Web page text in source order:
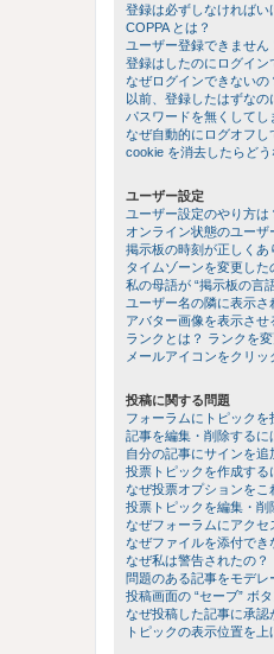
登録は必ずしなければい
COPPA とは？
ユーザー登録できません
登録はしたのにログイン
なぜログインできないの
以前、登録したはずなの
パスワードを無くしてし
なぜ自動的にログオフし
cookie を消去したらどう
ユーザー設定
ユーザー設定のやり方は
オンライン状態のユー
掲示板の時刻が正しくあ
タイムゾーンを変更した
私の母語が “掲示板の言
ユーザー名の隣に表示さ
アバター画像を表示させ
ランクとは？ ランクを
メールアイコンをクリ
投稿に関する問題
フォーラムにトピックを
記事を編集・削除するに
自分の記事にサインを追
投票トピックを作成する
なぜ投票オプションをこ
投票トピックを編集・削
なぜフォーラムにアクセ
なぜファイルを添付でき
なぜ私は警告されたの？
問題のある記事をモデレ
投稿画面の “セーブ” ボ
なぜ投稿した記事に承認
トピックの表示位置を上